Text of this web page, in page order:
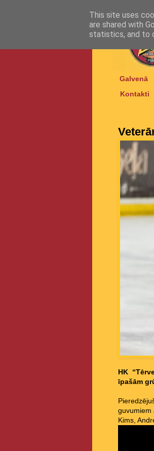
Galvenā
Kontakti
HK
īpašām
guvumiem
Kims,
This site uses
are shared with
statistics, and to